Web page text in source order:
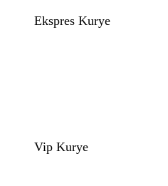
Ekspres Kurye
Vip Kurye